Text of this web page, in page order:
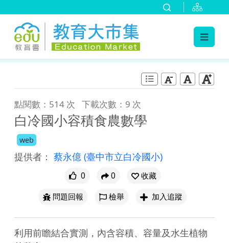
點閱數：514 次 下載次數：9 次
白冷國小容積食農數學
web
提供者： 蔡永億 (臺中市立白冷國小)
0 0
收藏
問題回報
檢舉 加入追蹤
利用前瞻結合實測，內含容積、容量及水生植物